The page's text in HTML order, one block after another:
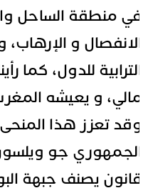
منطقة الساحل
و الإرهاب،
للدول، كما
و يعيشه المغرب
تعزز هذا المنحى
جو
يصنف جبهة